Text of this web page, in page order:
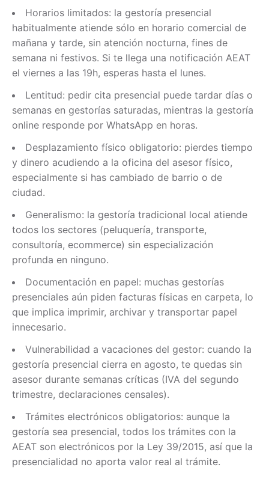
Horarios limitados: la gestoría presencial
habitualmente atiende sólo en horario comercial de
mañana y tarde, sin atención nocturna, fines de
semana ni festivos. Si te llega una notificación AEAT
el viernes a las 19h, esperas hasta el lunes.
Lentitud: pedir cita presencial puede tardar días o
semanas en gestorías saturadas, mientras la gestoría
online responde por WhatsApp en horas.
Desplazamiento físico obligatorio: pierdes tiempo
y dinero acudiendo a la oficina del asesor físico,
especialmente si has cambiado de barrio o de
ciudad.
Generalismo: la gestoría tradicional local atiende
todos los sectores (peluquería, transporte,
consultoría, ecommerce) sin especialización
profunda en ninguno.
Documentación en papel: muchas gestorías
presenciales aún piden facturas físicas en carpeta, lo
que implica imprimir, archivar y transportar papel
innecesario.
Vulnerabilidad a vacaciones del gestor: cuando la
gestoría presencial cierra en agosto, te quedas sin
asesor durante semanas críticas (IVA del segundo
trimestre, declaraciones censales).
Trámites electrónicos obligatorios: aunque la
gestoría sea presencial, todos los trámites con la
AEAT son electrónicos por la Ley 39/2015, así que la
presencialidad no aporta valor real al trámite.